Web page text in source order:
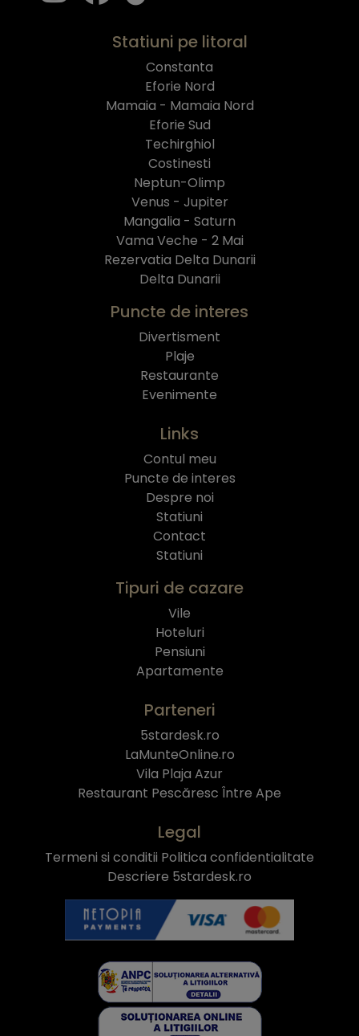
Statiuni pe litoral
Constanta
Eforie Nord
Mamaia - Mamaia Nord
Eforie Sud
Techirghiol
Costinesti
Neptun-Olimp
Venus - Jupiter
Mangalia - Saturn
Vama Veche - 2 Mai
Rezervatia Delta Dunarii
Delta Dunarii
Puncte de interes
Divertisment
Plaje
Restaurante
Evenimente
Links
Contul meu
Puncte de interes
Despre noi
Statiuni
Contact
Statiuni
Tipuri de cazare
Vile
Hoteluri
Pensiuni
Apartamente
Parteneri
5stardesk.ro
LaMunteOnline.ro
Vila Plaja Azur
Restaurant Pescăresc Între Ape
Legal
Termeni si conditii Politica confidentialitate
Descriere 5stardesk.ro